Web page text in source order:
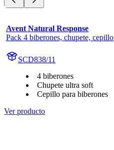
Avent Natural Response
Pack 4 biberones, chupete, cepillo
SCD838/11
4 biberones
Chupete ultra soft
Cepillo para biberones
Ver producto